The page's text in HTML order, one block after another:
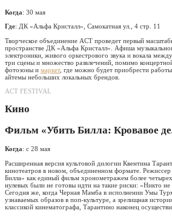
Когда: 30 мая
Где: ДК «Альфа Кристалл», Самокатная ул., 4 стр. 11
Творческое объединение ACT проведет первый
пространстве ДК «Альфа Кристалл». Афиша
электроники, живого оркестрового звука и вокала
три сцены и множество развлечений, помимо
фотозоны и маркет, где можно будет приобрести
айтемы небольших локальных брендов.
ACT FESTIVAL
Кино
Фильм «Убить Билла: Кровавое
Когда: с 28 мая
Расширенная версия культовой дилогии Квентина
кинотеатров в новом, объединенном формате. Режиссер
Билла» как единый фильм хронометражем более
нулевых были не готовы идти на такие риски: «Никто
Сегодня же, когда Черная Мамба в исполнении Умы
узнаваемых образов в поп-культуре, а зрелищная
классикой кинематографа, Тарантино наконец